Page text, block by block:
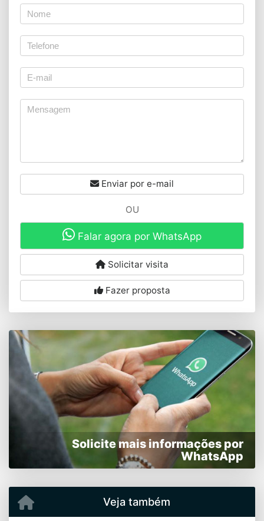
Enviar por e-mail
OU
Falar agora por WhatsApp
Solicitar visita
Fazer proposta
Solicite mais informações por
WhatsApp
Veja também